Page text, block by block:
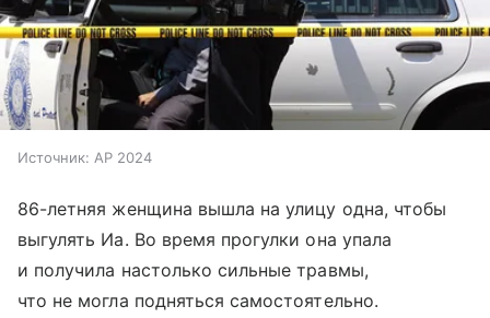
Источник: AP 2024
86-летняя женщина вышла на улицу одна, чтобы
выгулять Иа. Во время прогулки она упала
и получила настолько сильные травмы,
что не могла подняться самостоятельно.